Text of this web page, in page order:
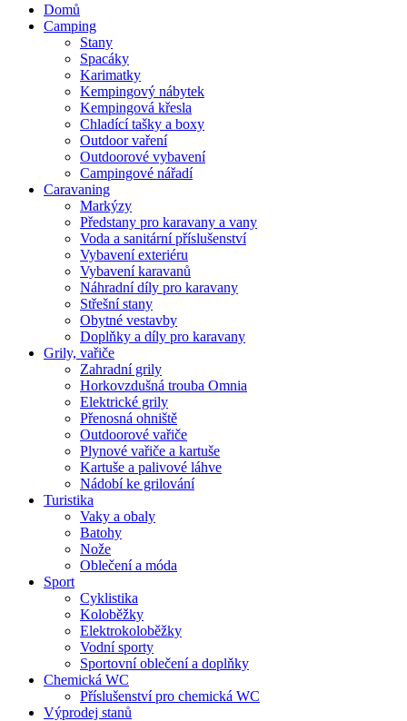
Domů
Camping
Stany
Spacáky
Karimatky
Kempingový nábytek
Kempingová křesla
Chladící tašky a boxy
Outdoor vaření
Outdoorové vybavení
Campingové nářadí
Caravaning
Markýzy
Předstany pro karavany a vany
Voda a sanitární příslušenství
Vybavení exteriéru
Vybavení karavanů
Náhradní díly pro karavany
Střešní stany
Obytné vestavby
Doplňky a díly pro karavany
Grily, vařiče
Zahradní grily
Horkovzdušná trouba Omnia
Elektrické grily
Přenosná ohniště
Outdoorové vařiče
Plynové vařiče a kartuše
Kartuše a palivové láhve
Nádobí ke grilování
Turistika
Vaky a obaly
Batohy
Nože
Oblečení a móda
Sport
Cyklistika
Koloběžky
Elektrokoloběžky
Vodní sporty
Sportovní oblečení a doplňky
Chemická WC
Příslušenství pro chemická WC
Výprodej stanů